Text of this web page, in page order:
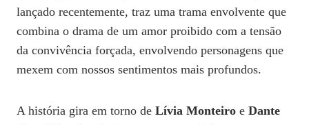
lançado recentemente, traz uma trama envolvente que
combina o drama de um amor proibido com a tensão
da convivência forçada, envolvendo personagens que
mexem com nossos sentimentos mais profundos.
A história gira em torno de Lívia Monteiro e Dante